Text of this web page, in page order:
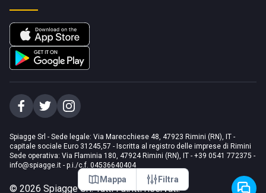
Mappa Filtra
Spiagge Srl - Sede legale: Via Marecchiese 48, 47923 Rimini (RN), IT -
capitale sociale Euro 31245,57 - Iscritta al registro delle imprese di Rimini
Sede operativa: Via Flaminia 180, 47924 Rimini (RN), IT - +39 0541 772375 -
info@spiagge.it - p.i./c.f. 04536640404
© 2026 Spiagge Srl. Tutti i diritti riservati.